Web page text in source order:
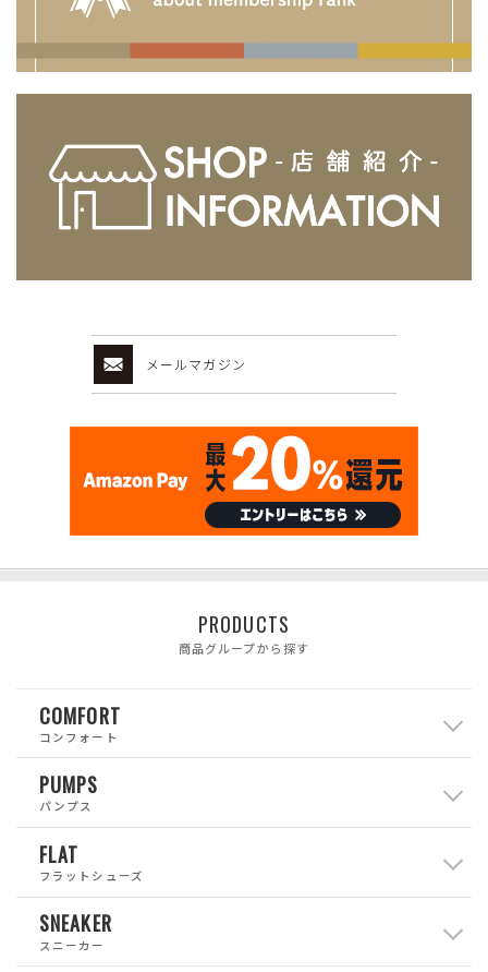
メールマガジン
PRODUCTS
商品グループから探す
COMFORT
コンフォート
PUMPS
パンプス
FLAT
フラットシューズ
SNEAKER
スニーカー